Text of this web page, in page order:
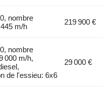
nombre
m/h
219 900 €
nombre
000 m/h,
de l'essieu: 6x6
29 000 €